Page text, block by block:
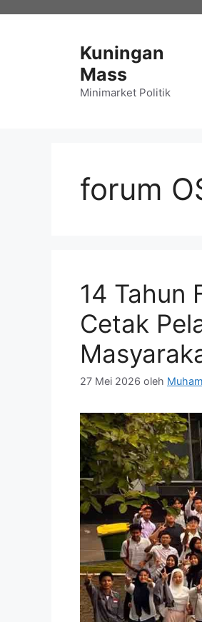
Kuningan
Mass
Minimarket Politik
forum
14 Tahun
Cetak
27 Mei 2026 oleh